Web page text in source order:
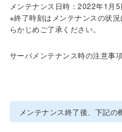
メンテナンス日時：2022年1
※終了時刻はメンテナンスの状
らかじめご了承ください。
サーバメンテナンス時の注意事項
メンテナンス終了後、下記の